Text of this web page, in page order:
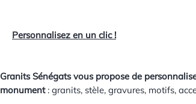
Personnalisez en un clic !
Granits Sénégats vous propose de
monument: granits, stèle, gravures, motifs,